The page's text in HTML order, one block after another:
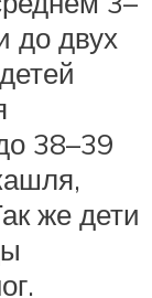
до двух
38–39
же дети